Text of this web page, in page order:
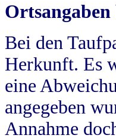
Bei den
Herkunft. Es
eine
angegeben
Annahme